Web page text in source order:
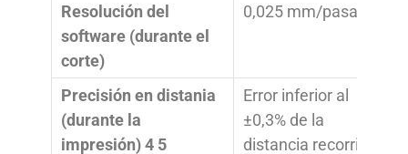
Resolución del
software (durante el
corte)
0,025 mm/pasada
Precisión en distania
(durante la
impresión) 4 5
Error inferior al
±0,3% de la
distancia recorrida o